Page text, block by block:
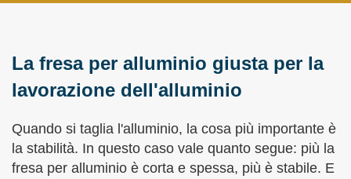
La fresa per alluminio giusta per la
lavorazione dell'alluminio
Quando si taglia l'alluminio, la cosa più importante è
la stabilità. In questo caso vale quanto segue: più la
fresa per alluminio è corta e spessa, più è stabile. E